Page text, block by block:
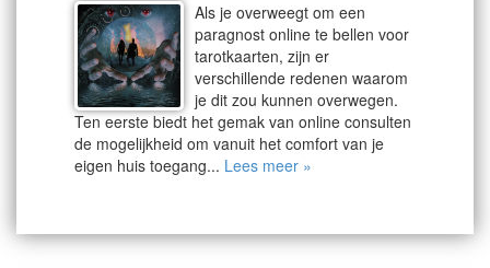
Als je overweegt om een
paragnost online te bellen voor
tarotkaarten, zijn er
verschillende redenen waarom
je dit zou kunnen overwegen.
Ten eerste biedt het gemak van online consulten
de mogelijkheid om vanuit het comfort van je
eigen huis toegang... Lees meer »